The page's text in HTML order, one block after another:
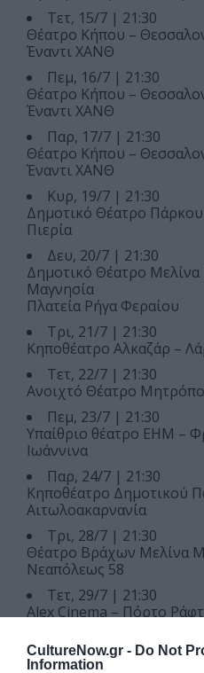
CultureNow.gr - Do Not
Information
Τετ, 15/7 | 21:30
Θέατρο Κήπου –
Έναντι ΧΑΝΘ
Πεμ, 16/7 | 21:30
Θέατρο Κήπου –
Έναντι ΧΑΝΘ
Παρ, 17/7 | 21:30
Θέατρο Κήπου –
Έναντι ΧΑΝΘ
Κυρ, 19/7 | 21:30
Δημοτικό Θέατρο Πάρκου
Πιερία
Δευ, 20/7 | 21:30
Δημοτικό Θέατρο
Μαγνησία
Πλατεία Ρήγα Φεραίου
Τρι, 21/7 | 21:30
Κηποθέατρο Αλκαζάρ –
Τετ, 22/7 | 21:30
Ανοιχτό Θέατρο
Πεμ, 23/7 | 21:30
Υπαίθριο θέατρο ΕΗΜ –
Ιωάννινα
Παρ, 24/7 | 21:30
Κηποθέατρο Δημοτικού
Αιτωλοακαρνανία
Τρι, 28/7 | 21:30
Θέατρο Βράχων Μελίνα
Νεαπόλεως 58
Τετ, 29/7 | 21:30
Alex Cinema – Πόρτο
Αύγουστος